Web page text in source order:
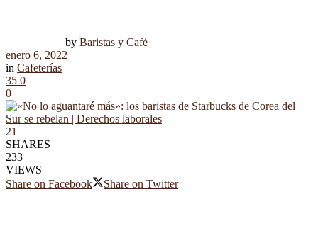
by Baristas y Café
enero 6, 2022
in Cafeterías
35 0
0
21
SHARES
233
VIEWS
Share on Facebook
Share on Twitter